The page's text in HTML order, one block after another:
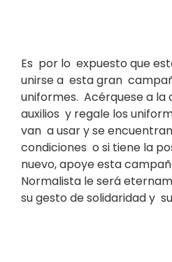
Es por lo expuesto que
unirse a esta gran
uniformes. Acérquese a la
auxilios y regale los
van a usar y se
condiciones o si tiene la
nuevo, apoye esta
Normalista le será
su gesto de solidaridad y